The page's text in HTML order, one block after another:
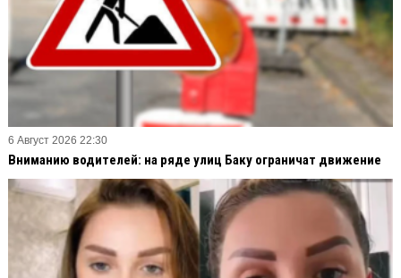
6 Август 2026 22:30
Вниманию водителей: на ряде улиц Баку ограничат движение